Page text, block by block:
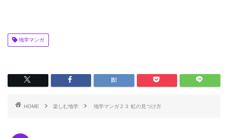
地学マンガ
HOME 楽しむ地学 地学マンガ２３ 虹の見つけ方